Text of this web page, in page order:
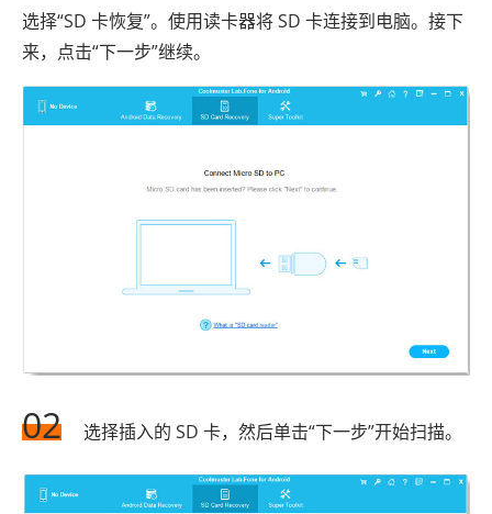
选择“SD 卡恢复”。使用读卡器将 SD 卡连接到电脑。接下
来，点击“下一步”继续。
02 选择插入的 SD 卡，然后单击“下一步”开始扫描。